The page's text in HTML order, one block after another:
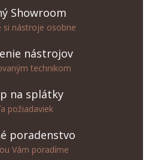
Showroom
si nástroje osobne
nástrojov
technikom
na splátky
požiadaviek
poradenstvo
Vám poradíme